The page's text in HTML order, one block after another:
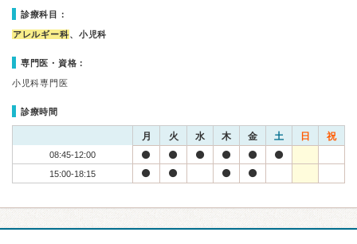
診療科目：
アレルギー科、小児科
専門医・資格：
小児科専門医
診療時間
月 火 水 木 金 土 日 祝
08:45-12:00
15:00-18:15